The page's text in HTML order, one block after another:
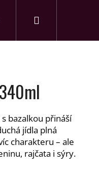
bazalkou přináší
jídla plná
charakteru – ale
rajčata i sýry.